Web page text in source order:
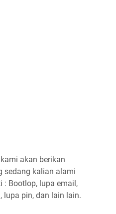
akan berikan
sedang kalian alami
: Bootlop, lupa email,
lupa pin, dan lain lain.